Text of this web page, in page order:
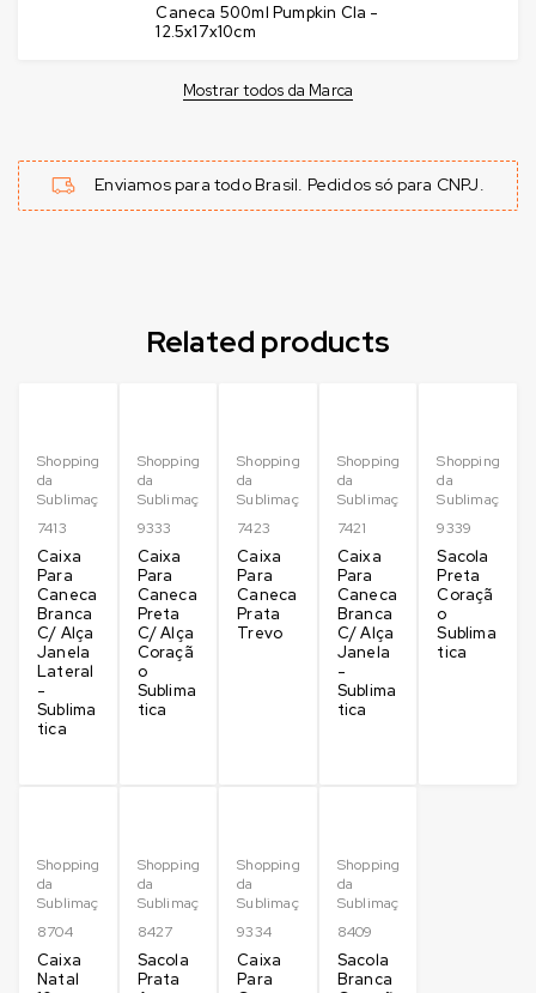
Caneca 500ml Pumpkin Cla -
12.5x17x10cm
Mostrar todos da Marca
Enviamos para todo Brasil. Pedidos só para CNPJ.
Related products
Shopping
da
Sublimação
7413
Caixa
Para
Caneca
Branca
C/ Alça
Janela
Lateral
-
Sublima
tica
Shopping
da
Sublimação
9333
Caixa
Para
Caneca
Preta
C/ Alça
Coraçã
o
Sublima
tica
Shopping
da
Sublimação
7423
Caixa
Para
Caneca
Prata
Trevo
Shopping
da
Sublimação
7421
Caixa
Para
Caneca
Branca
C/ Alça
Janela
-
Sublima
tica
Shopping
da
Sublimação
9339
Sacola
Preta
Coraçã
o
Sublima
tica
Shopping
da
Sublimação
8704
Caixa
Natal
Shopping
da
Sublimação
8427
Sacola
Prata
Shopping
da
Sublimação
9334
Caixa
Para
Shopping
da
Sublimação
8409
Sacola
Branca